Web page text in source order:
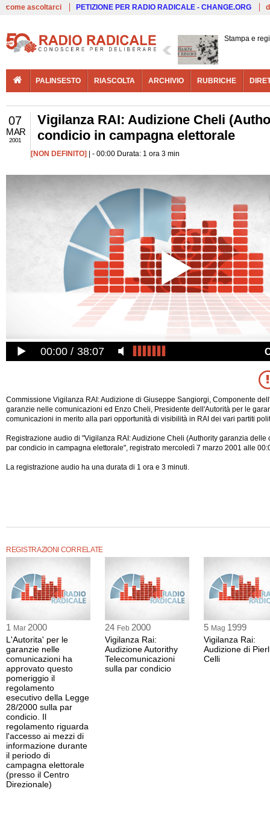
come ascoltarci PETIZIONE PER RADIO RADICALE - CHANGE.ORG
Stampa e
PALINSESTO RIASCOLTA ARCHIVIO RUBRICHE
07
MAR
2001
Vigilanza RAI: Audizione Cheli
condicio in campagna elettorale
[NON DEFINITO] | - 00:00 Durata: 1 ora 3 min
00:00 38:07
Commissione Vigilanza RAI: Audizione di Giuseppe Sangiorgi, Componente
garanzie nelle comunicazioni ed Enzo Cheli, Presidente dell'Autorità per le
comunicazioni in merito alla pari opportunità di visibilità in RAI dei vari partiti
Registrazione audio di "Vigilanza RAI: Audizione Cheli (Authority garanzia delle
par condicio in campagna elettorale", registrato mercoledì 7 marzo 2001 alle
La registrazione audio ha una durata di 1 ora e 3 minuti.
REGISTRAZIONI CORRELATE
1 Mar 2000
L'Autorita' per le
garanzie nelle
comunicazioni ha
approvato questo
pomeriggio il
regolamento
esecutivo della Legge
28/2000 sulla par
condicio. Il
regolamento riguarda
l'accesso ai mezzi di
informazione durante
il periodo di
campagna elettorale
(presso il Centro
Direzionale)
24 Feb 2000
Vigilanza Rai:
Audizione Autorithy
Telecomunicazioni
sulla par condicio
5 Mag 1999
Vigilanza Rai:
Audizione di
Celli